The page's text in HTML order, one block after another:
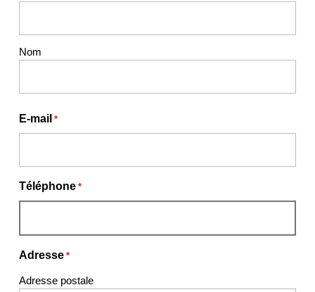
Nom
E-mail *
Téléphone *
Adresse *
Adresse postale